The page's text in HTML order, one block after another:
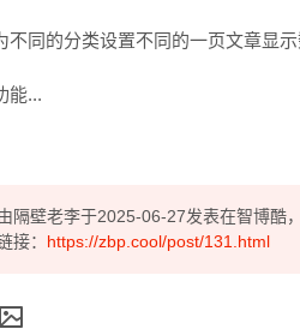
同的分类设置不同的一页文章显
能...
隔壁老李于2025-06-27发表在智博酷
接： https://zbp.cool/post/131.html